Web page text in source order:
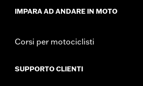
IMPARA AD ANDARE IN MOTO
Corsi per motociclisti
SUPPORTO CLIENTI